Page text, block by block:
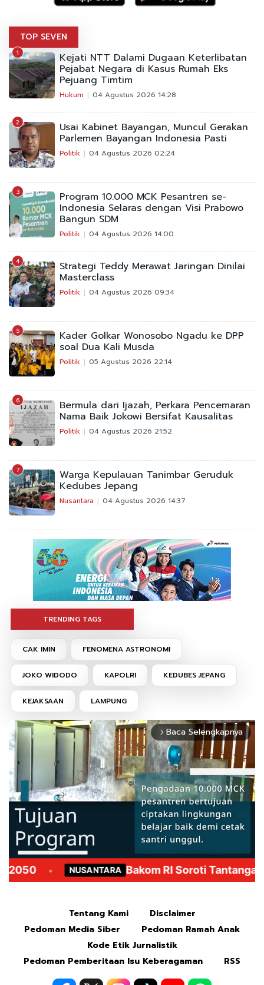
TOP SEVEN
1 Kejati NTT Dalami Dugaan Keterlibatan
Pejabat Negara di Kasus Rumah Eks
Pejuang Timtim
Hukum 04 Agustus 2026 14:28
2 Usai Kabinet Bayangan, Muncul Gerakan
Parlemen Bayangan Indonesia Pasti
Politik 04 Agustus 2026 02:24
3 Program 10.000 MCK Pesantren se-
Indonesia Selaras dengan Visi Prabowo
Bangun SDM
Politik 04 Agustus 2026 14:00
4 Strategi Teddy Merawat Jaringan Dinilai
Masterclass
Politik 04 Agustus 2026 09:34
5 Kader Golkar Wonosobo Ngadu ke DPP
soal Dua Kali Musda
Politik 05 Agustus 2026 22:14
6 Bermula dari Ijazah, Perkara Pencemaran
Nama Baik Jokowi Bersifat Kausalitas
Politik 04 Agustus 2026 21:52
7 Warga Kepulauan Tanimbar Geruduk
Kedubes Jepang
Nusantara 04 Agustus 2026 14:37
TRENDING TAGS
CAK IMIN FENOMENA ASTRONOMI
JOKO WIDODO KAPOLRI KEDUBES JEPANG
KEJAKSAAN LAMPUNG
arrow_forward_ios Baca Selengkapnya
Tentang Kami
Disclaimer
Pedoman Media Siber
Pedoman Ramah Anak
Kode Etik Jurnalistik
Pedoman Pemberitaan Isu Keberagaman
RSS